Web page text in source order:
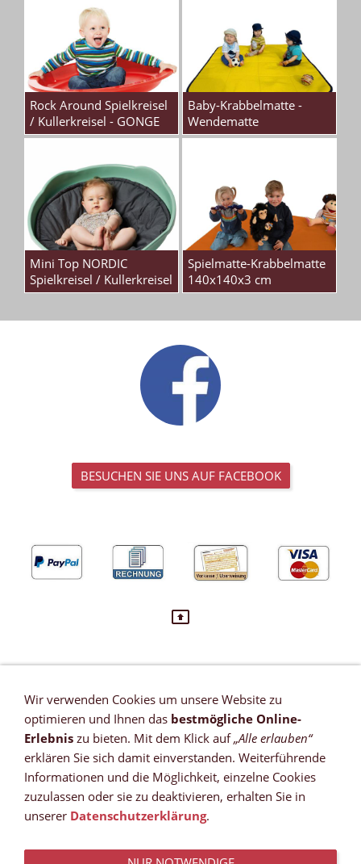
Rock Around Spielkreisel
/ Kullerkreisel - GONGE
Baby-Krabbelmatte -
Wendematte
Mini Top NORDIC
Spielkreisel / Kullerkreisel
Spielmatte-Krabbelmatte
140x140x3 cm
BESUCHEN SIE UNS AUF FACEBOOK
VERTRAG WIDERRUFEN
Newsletter
Referenzen
Zahlungsmöglichkeiten
Versandkosten
Lieferzeit *
Sitemap
Wir verwenden Cookies um unsere Website zu
optimieren und Ihnen das bestmögliche Online-
Erlebnis zu bieten. Mit dem Klick auf„Alle erlauben“
erklären Sie sich damit einverstanden. Weiterführende
Informationen und die Möglichkeit, einzelne Cookies
zuzulassen oder sie zu deaktivieren, erhalten Sie in
unserer Datenschutzerklärung.